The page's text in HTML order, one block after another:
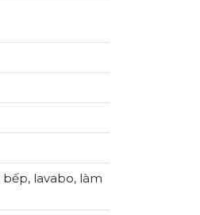
lavabo, làm